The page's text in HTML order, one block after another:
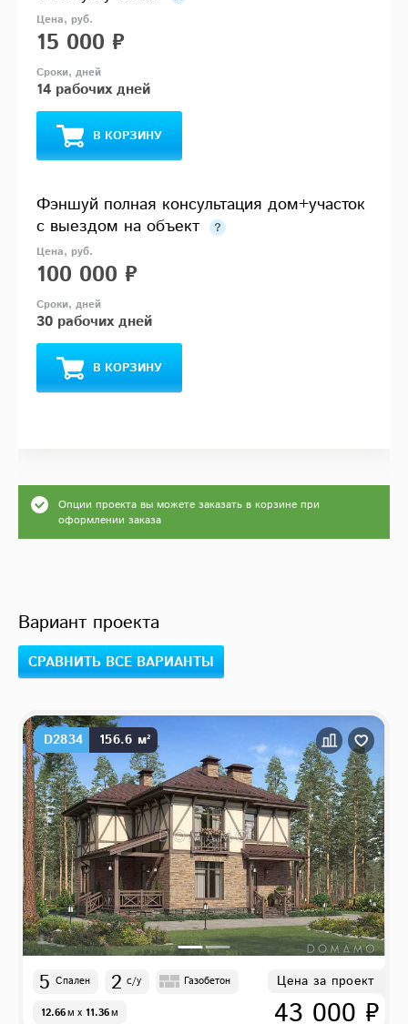
15 000 ₽
14 рабочих дней
В КОРЗИНУ
Фэншуй полная консультация дом+участок
с выездом на объект
100 000 ₽
30 рабочих дней
В КОРЗИНУ
Опции проекта вы можете заказать в корзине при
оформлении заказа
Вариант проекта
СРАВНИТЬ ВСЕ ВАРИАНТЫ
D2834 156.6 м²
5 Спален 2 с/у Газобетон
12.66м x 11.36м
Цена за проект
43 000 ₽